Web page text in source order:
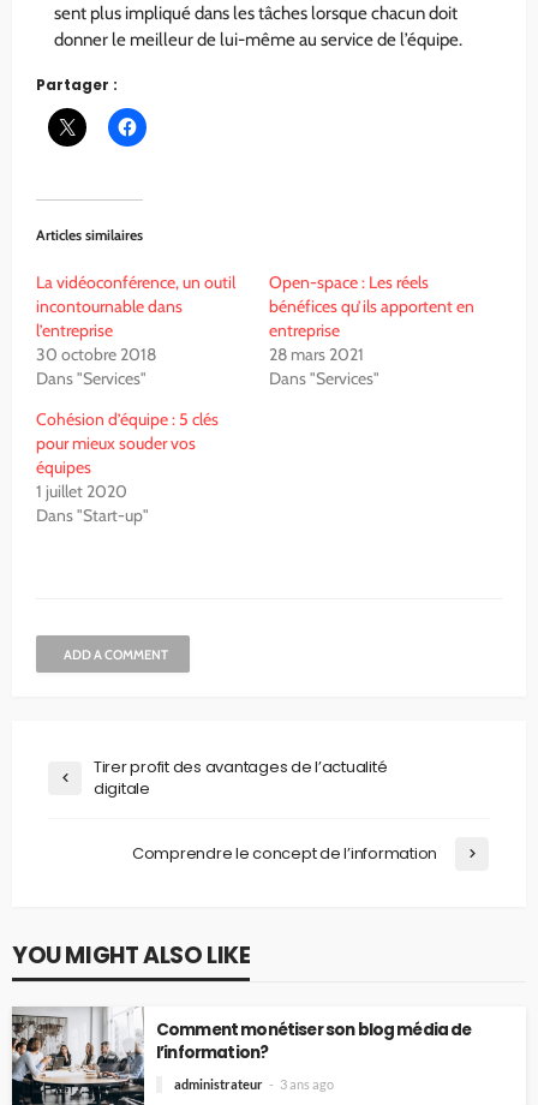
sent plus impliqué dans les tâches lorsque chacun doit
donner le meilleur de lui-même au service de l’équipe.
Partager :
Articles similaires
La vidéoconférence, un outil
incontournable dans
l’entreprise
30 octobre 2018
Dans "Services"
Open-space : Les réels
bénéfices qu’ils apportent en
entreprise
28 mars 2021
Dans "Services"
Cohésion d’équipe : 5 clés
pour mieux souder vos
équipes
1 juillet 2020
Dans "Start-up"
ADD A COMMENT
Tirer profit des avantages de l’actualité
digitale
Comprendre le concept de l’information
YOU MIGHT ALSO LIKE
Comment monétiser son blog média de
l’information?
administrateur 3 ans ago